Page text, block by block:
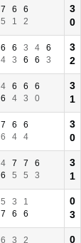
7 6
6
5
1 2
3
0
6 6 3 4
6
4
3 6 6 3
3
2
4 6 6
6
6
4 3 0
3
1
7 6
6
6
4 4
3
0
4 7 7
6
6
5 5 3
3
1
5 3
1
7
6 6
0
3
6 3
2
0